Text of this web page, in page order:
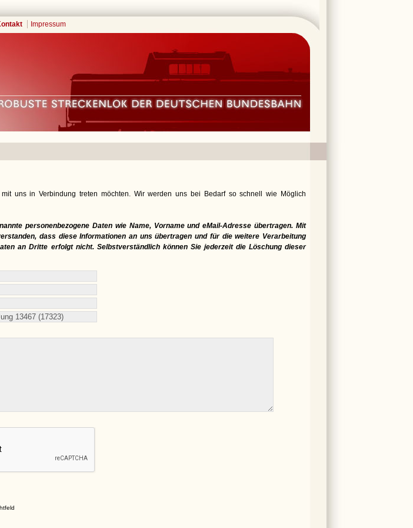
Impressum
uns in Verbindung treten möchten. Wir werden uns bei Bedarf so schnell wie Möglich
personenbezogene Daten wie Name, Vorname und eMail-Adresse übertragen. Mit
dass diese Informationen an uns übertragen und für die weitere Verarbeitung
an Dritte erfolgt nicht. Selbstverständlich können Sie jederzeit die Löschung dieser